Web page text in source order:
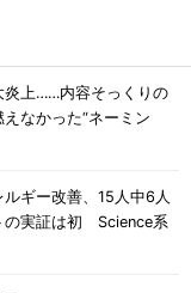
炎上……内容そっくりの
なかった“ネーミン
ルギー改善、15人中6人
実証は初 Science系